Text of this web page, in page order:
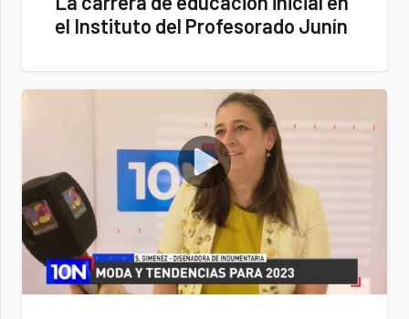
el Instituto del Profesorado Junín